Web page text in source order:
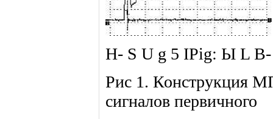
Н- S U g 5 IPig: Ы L
Рис 1. Конструкция
сигналов первичного